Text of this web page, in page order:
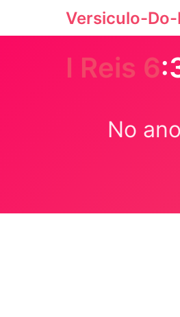
Versiculo-Do-
I Reis 6
No